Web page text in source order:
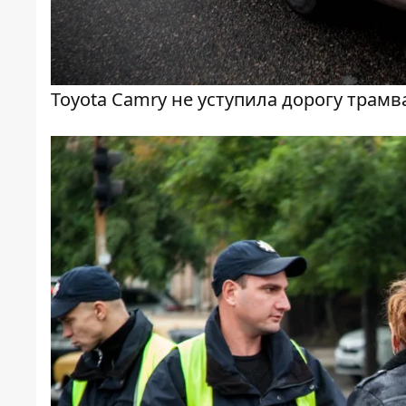
Toyota Camry не уступила дорогу